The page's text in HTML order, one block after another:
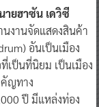
ายฮาซัน เดวิซี
นงานจัดแสดงสินค้า
อันเป็นเมือง
เป็นที่นิยม เป็นเมือง
ญทาง
ปี มีแหล่งท่อง